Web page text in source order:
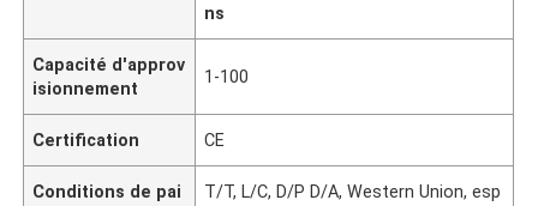
ns
Capacité d'approv
isionnement
1-100
Certification CE
Conditions de pai
T/T, L/C, D/P D/A, Western Union, esp